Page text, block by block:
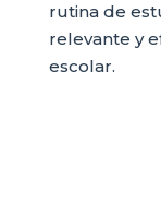
rutina de
relevante y
escolar.